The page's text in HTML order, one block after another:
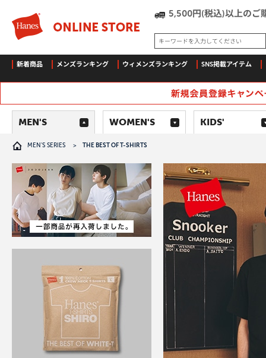
5,500円(税込)以上のご
キーワードを入力してください
新着商品 メンズランキング ウィメンズランキング SNS掲載アイテム
MEN'S WOMEN'S KIDS'
MEN'S SERIES > THE BEST OF T-SHIRTS